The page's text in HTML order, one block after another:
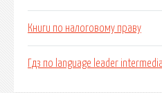
Книги по налоговому праву
Гдз по language leader